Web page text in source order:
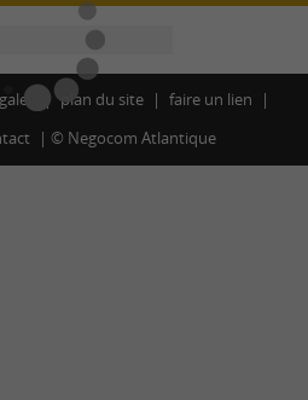
plan du site
faire un lien
© Negocom Atlantique